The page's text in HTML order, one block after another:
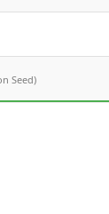
Seed)